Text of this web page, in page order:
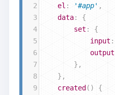
2
el : '#app' ,
3
data: {
4
set : {
5
input :
6
output
7
},
8
},
9
created () {